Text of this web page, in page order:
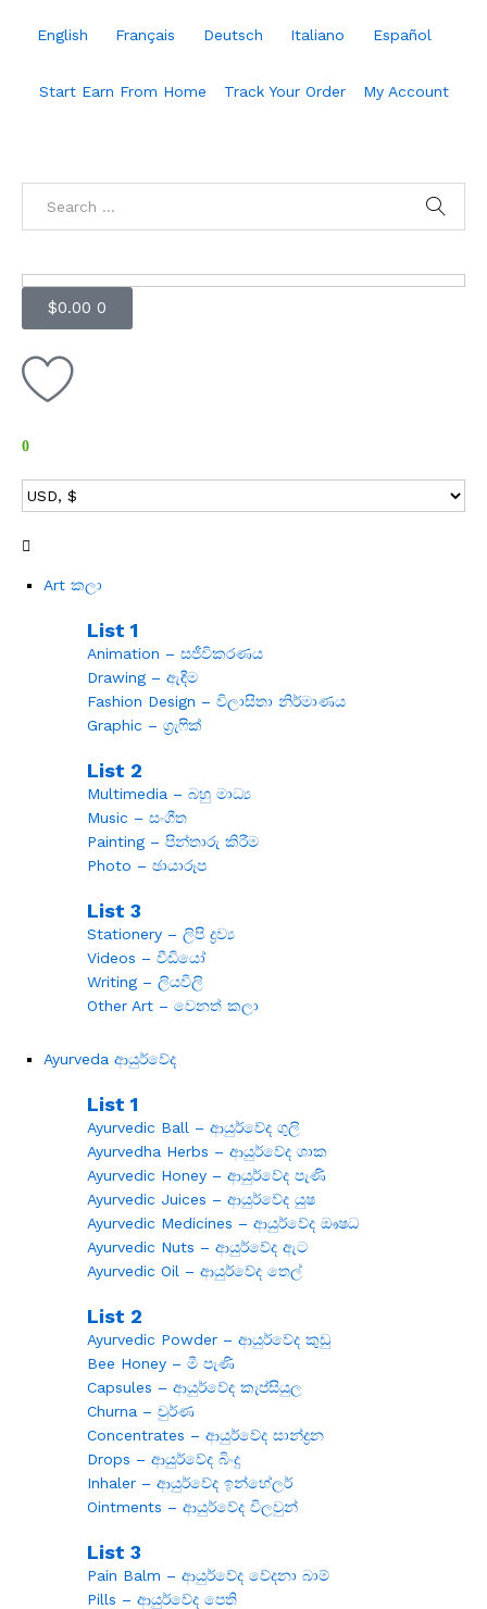
English Français Deutsch Italiano Español
Start Earn From Home Track Your Order My Account
$0.00 0
0
Art කලා
List 1
Animation – සජීවිකරණය
Drawing – ඇඳීම
Fashion Design – විලාසිතා නිර්මාණය
Graphic – ග්‍රැෆික්
List 2
Multimedia – බහු මාධ්‍ය
Music – සංගීත
Painting – පින්තාරු කිරීම
Photo – ඡායාරූප
List 3
Stationery – ලිපි ද්‍රව්‍ය
Videos – වීඩියෝ
Writing – ලියවිලි
Other Art – වෙනත් කලා
Ayurveda ආයුර්වේද
List 1
Ayurvedic Ball – ආයුර්වේද ගුලි
Ayurvedha Herbs – ආයුර්වේද ශාක
Ayurvedic Honey – ආයුර්වේද පැණි
Ayurvedic Juices – ආයුර්වේද යුෂ
Ayurvedic Medicines – ආයුර්වේද ඖෂධ
Ayurvedic Nuts – ආයුර්වේද ඇට
Ayurvedic Oil – ආයුර්වේද තෙල්
List 2
Ayurvedic Powder – ආයුර්වේද කුඩු
Bee Honey – මී පැණි
Capsules – ආයුර්වේද කැප්සියුල
Churna – චුර්ණ
Concentrates – ආයුර්වේද සාන්ද්‍රන
Drops – ආයුර්වේද බිංදු
Inhaler – ආයුර්වේද ඉන්හේලර්
Ointments – ආයුර්වේද විලවුන්
List 3
Pain Balm – ආයුර්වේද වේදනා බාම්
Pills – ආයුර්වේද පෙති